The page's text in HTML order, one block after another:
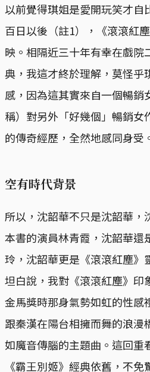
以前覺得琪姐是愛開玩笑才自
百日以後（註1），《滾滾紅
映。相隔近三十年有幸在戲院
典，我這才終於理解，莫怪乎
感，因為這其實來自一個暢銷
稱）對另外「好幾個」暢銷女
的傳奇經歷，全然地感同身受
空有時代背景
所以，沈韶華不只是沈韶華，
本書的演員林青霞，沈韶華還
玲，沈韶華更是《滾滾紅塵》
坦白說，我對《滾滾紅塵》印
金馬獎時那身氣勢如虹的性感
跟秦漢在陽台相擁而舞的浪漫
如魔音傳腦的主題曲。這回重
《霸王別姬》經典依舊，不